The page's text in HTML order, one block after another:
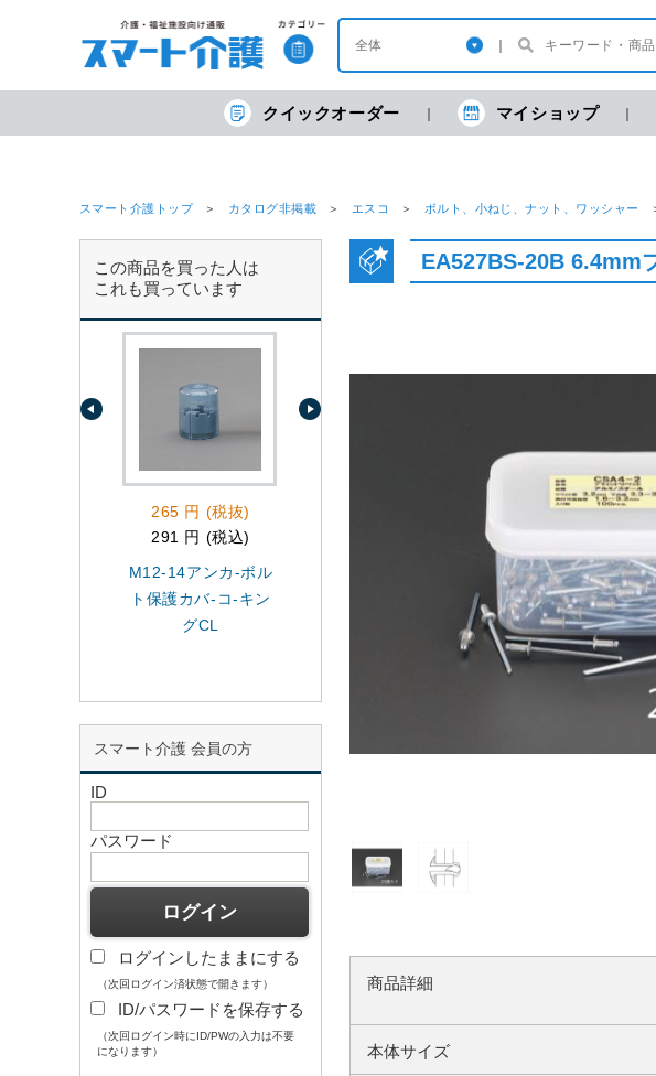
クイックオーダー マイショップ
スマート介護トップ カタログ非掲載 エスコ ボルト、小ねじ、ナット、ワッシャー
この商品を買った人は
これも買っています
265 円 (税抜)
291 円 (税込)
M12-14アンカ-ボル
ト保護カバ-コ-キン
グCL
M6かしめナット(ア
ルミ製/25個)
485 円 (
W3/8x40雌
カー(ス
スマート介護 会員の方
ID
パスワード
ログインしたままにする
（次回ログイン済状態で開きます）
ID/パスワードを保存する
（次回ログイン時にID/PWの入力は不要
になります）
EA527BS-20B 6.4mm
商品詳細
本体サイズ